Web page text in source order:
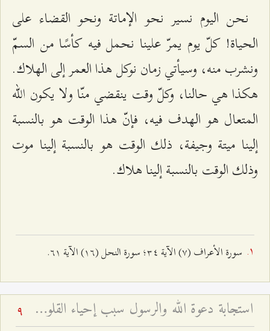
نحن اليوم نسير نحو الإماتة ونحو القضاء على
الحياة! كلّ يوم يمرّ علينا نحمل فيه كأسًا من السمّ
ونشرب منه، وسيأتي زمان نوكل هذا العمر إلى الهلاك.
هكذا هي حالنا، وكلّ وقت ينقضي منّا ولا يكون الله
المتعال هو الهدف فيه، فإنّ هذا الوقت هو بالنسبة
إلينا ميتة وجيفة، ذلك الوقت هو بالنسبة إلينا موت
وذلك الوقت بالنسبة إلينا هلاك.
سورة الأعراف (٧) الآیة ٣٤؛ سورة النحل (١٦) الآية ٦١.
استجابة دعوة الله والرسول سبب إحياء القلوب - خطبة عيد الفطر لعام ۱٤۲٤ هـ 9